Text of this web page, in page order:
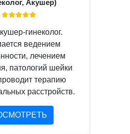
Акушер)
гинеколог.
ведением
лечением
патологий шейки
терапию
расстройств.